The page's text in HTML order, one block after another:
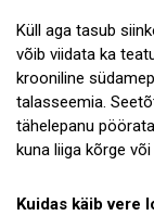
Küll aga tasub
võib viidata ka
krooniline
talasseemia.
tähelepanu
kuna liiga kõrge
Kuidas käib vere